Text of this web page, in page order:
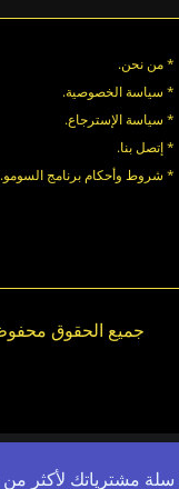
* من نحن.
* سياسة الخصوصية.
* سياسةالإسترجاع.
* إتصل بنا.
* شروط وأحكام برنامج السومو.
لأكثر من 7000ج - استخدم الرمز: